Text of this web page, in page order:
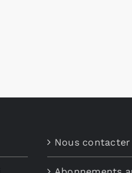
Nous contacter